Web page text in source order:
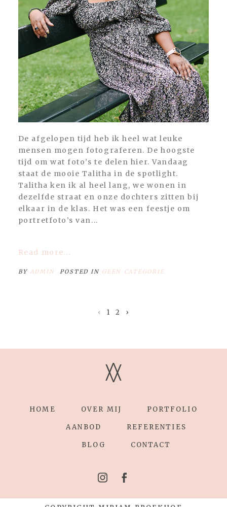
De afgelopen tijd heb ik heel wat leuke
mensen mogen fotograferen. De hoogste
tijd om wat foto’s te delen hier. Vandaag
staat de mooie Talitha in de spotlight.
Talitha ken ik al heel lang, we wonen in
dezelfde straat en onze dochters zitten bij
elkaar in de klas. Het was een feestje om
portretfoto’s van...
Read more...
BY ADMIN POSTED IN GEEN CATEGORIE
‹ 1 2 ›
V
V
HOME OVER MIJ PORTFOLIO
AANBOD REFERENTIES
BLOG CONTACT